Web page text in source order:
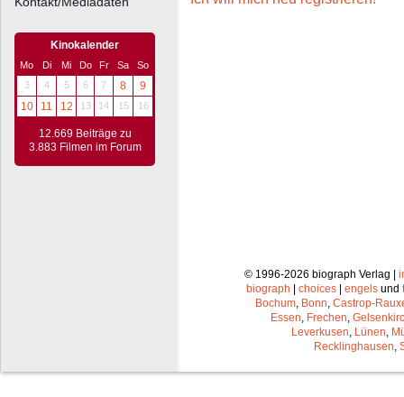
Kinokalender
Mo Di Mi Do Fr Sa
So
3
4 5 6 7 8
9
10
11 12 13 14 15 16
12.669 Beiträge zu
3.883 Filmen im Forum
© 1996-2026 biograph Verlag |
biograph
choices engels und
Bochum, Bonn, Castrop-
Essen, Frechen,
Leverkusen, Lünen,
Recklinghausen,